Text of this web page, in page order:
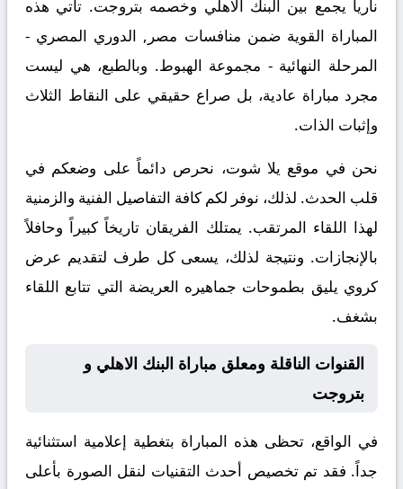
نارياً يجمع بين البنك الاهلي وخصمه بتروجت. تأتي هذه
المباراة القوية ضمن منافسات مصر, الدوري المصري -
المرحلة النهائية - مجموعة الهبوط. وبالطبع، هي ليست
مجرد مباراة عادية، بل صراع حقيقي على النقاط الثلاث
وإثبات الذات.
نحن في موقع يلا شوت، نحرص دائماً على وضعكم في
قلب الحدث. لذلك، نوفر لكم كافة التفاصيل الفنية والزمنية
لهذا اللقاء المرتقب. يمتلك الفريقان تاريخاً كبيراً وحافلاً
بالإنجازات. ونتيجة لذلك، يسعى كل طرف لتقديم عرض
كروي يليق بطموحات جماهيره العريضة التي تتابع اللقاء
بشغف.
القنوات الناقلة ومعلق مباراة البنك الاهلي و
بتروجت
في الواقع، تحظى هذه المباراة بتغطية إعلامية استثنائية
جداً. فقد تم تخصيص أحدث التقنيات لنقل الصورة بأعلى